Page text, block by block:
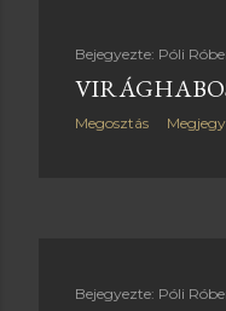
Bejegyezte: Póli
Megosztás
Bejegyezte: Póli